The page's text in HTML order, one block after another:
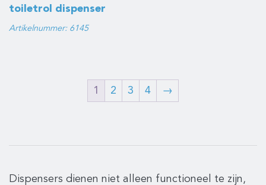
toiletrol dispenser
met restrol, zwart
Artikelnummer: 6145
1 2 3 4 →
Dispensers dienen niet alleen functioneel te zijn,